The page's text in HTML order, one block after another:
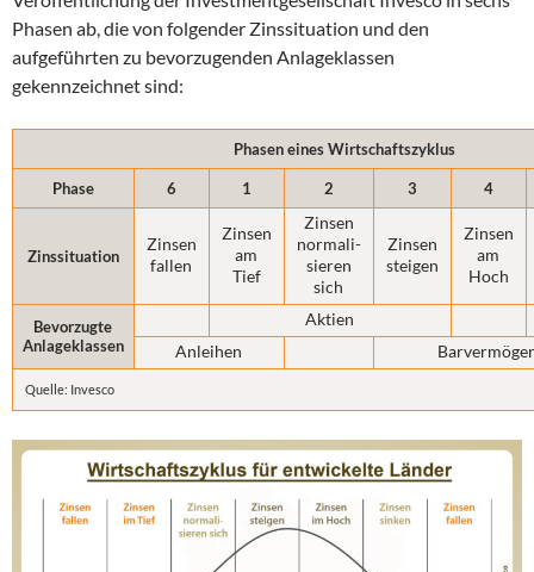
Phasen ab, die von folgender Zinssituation und den
aufgeführten zu bevorzugenden Anlageklassen
gekennzeichnet sind:
Phasen eines Wirtschaftszyklus
Phase 6 1 2 3 4
Zinssituation
Zinsen
fallen
Zinsen
am
Tief
Zinsen
normali­
sieren
sich
Zinsen
steigen
Zinsen
am
Hoch
Bevorzugte
Anlageklassen
Aktien
Anleihen
Quelle: Invesco